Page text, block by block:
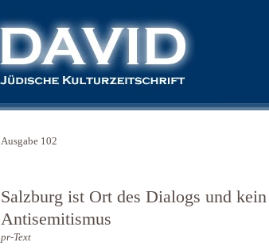
Ausgabe 102
Salzburg ist Ort des Dialogs und
Antisemitismus
pr-Text